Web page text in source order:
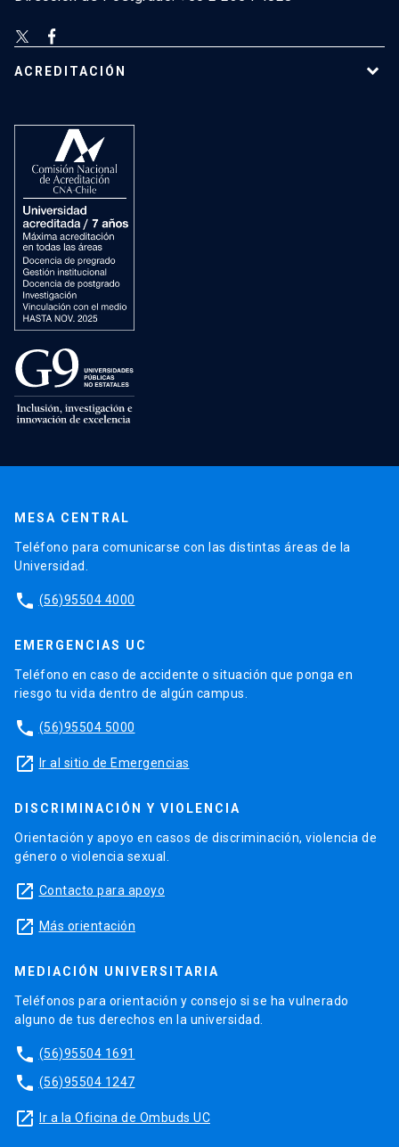
ACREDITACIÓN
MESA CENTRAL
Teléfono para comunicarse con las distintas áreas de la
Universidad.
phone (56)95504 4000
EMERGENCIAS UC
Teléfono en caso de accidente o situación que ponga en
riesgo tu vida dentro de algún campus.
phone (56)95504 5000
launch Ir al sitio de Emergencias
DISCRIMINACIÓN Y VIOLENCIA
Orientación y apoyo en casos de discriminación, violencia de
género o violencia sexual.
launch Contacto para apoyo
launch Más orientación
MEDIACIÓN UNIVERSITARIA
Teléfonos para orientación y consejo si se ha vulnerado
alguno de tus derechos en la universidad.
phone (56)95504 1691
phone (56)95504 1247
launch Ir a la Oficina de Ombuds UC